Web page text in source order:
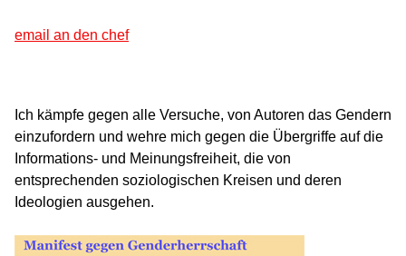
email an den chef
Ich kämpfe gegen alle Versuche, von Autoren das Gendern
einzufordern und wehre mich gegen die Übergriffe auf die
Informations- und Meinungsfreiheit, die von
entsprechenden soziologischen Kreisen und deren
Ideologien ausgehen.